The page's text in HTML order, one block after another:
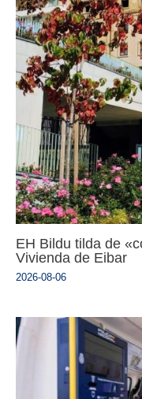
EH Bildu tilda de
Vivienda de Eibar
2026-08-06